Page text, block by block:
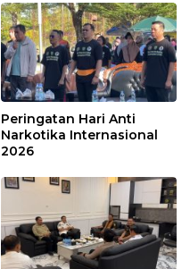
Peringatan Hari Anti
Narkotika Internasional
2026